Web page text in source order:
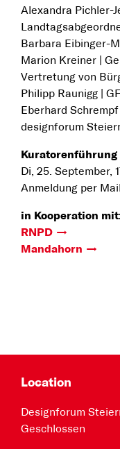
Alexandra Pichler-
Barbara Eibinger-
Marion Kreiner |
Vertretung von
Philipp Raunigg |
Eberhard
designforum
Di, 25. September,
Anmeldung per
in Kooperation
RNPD
Mandahorn
Location
Designforum
Geschlossen